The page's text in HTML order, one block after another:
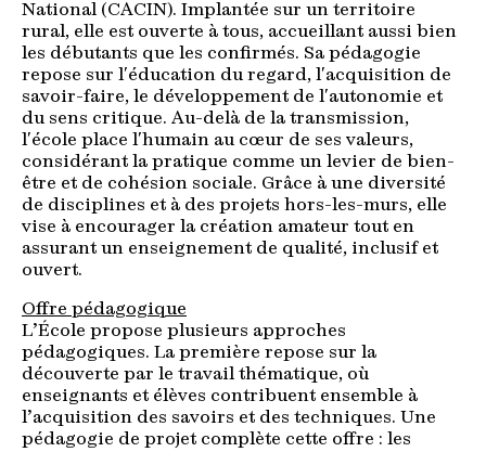
National (CACIN). Implantée sur un territoire
rural, elle est ouverte à tous, accueillant aussi bien
les débutants que les confirmés. Sa pédagogie
repose sur l'éducation du regard, l'acquisition de
savoir-faire, le développement de l'autonomie et
du sens critique. Au-delà de la transmission,
l'école place l'humain au cœur de ses valeurs,
considérant la pratique comme un levier de bien-
être et de cohésion sociale. Grâce à une diversité
de disciplines et à des projets hors-les-murs, elle
vise à encourager la création amateur tout en
assurant un enseignement de qualité, inclusif et
ouvert.
Offre pédagogique
L’École propose plusieurs approches
pédagogiques. La première repose sur la
découverte par le travail thématique, où
enseignants et élèves contribuent ensemble à
l’acquisition des savoirs et des techniques. Une
pédagogie de projet complète cette offre : les